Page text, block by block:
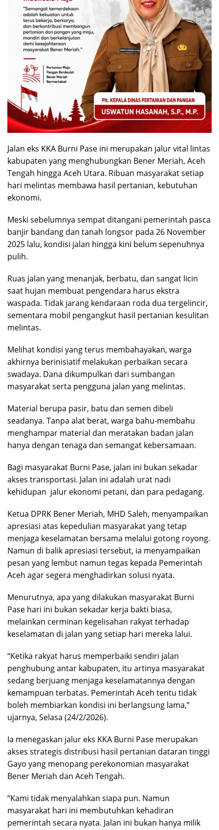
Jalan eks KKA Burni Pase ini merupakan jalur vital lintas
kabupaten yang menghubungkan Bener Meriah, Aceh
Tengah hingga Aceh Utara. Ribuan masyarakat setiap
hari melintas membawa hasil pertanian, kebutuhan
ekonomi.
Meski sebelumnya sempat ditangani pemerintah pasca
banjir bandang dan tanah longsor pada 26 November
2025 lalu, kondisi jalan hingga kini belum sepenuhnya
pulih.
Ruas jalan yang menanjak, berbatu, dan sangat licin
saat hujan membuat pengendara harus ekstra
waspada. Tidak jarang kendaraan roda dua tergelincir,
sementara mobil pengangkut hasil pertanian kesulitan
melintas.
Melihat kondisi yang terus membahayakan, warga
akhirnya berinisiatif melakukan perbaikan secara
swadaya. Dana dikumpulkan dari sumbangan
masyarakat serta pengguna jalan yang melintas.
Material berupa pasir, batu dan semen dibeli
seadanya. Tanpa alat berat, warga bahu-membahu
menghampar material dan meratakan badan jalan
hanya dengan tenaga dan semangat kebersamaan.
Bagi masyarakat Burni Pase, jalan ini bukan sekadar
akses transportasi. Jalan ini adalah urat nadi
kehidupan jalur ekonomi petani, dan para pedagang.
Ketua DPRK Bener Meriah, MHD Saleh, menyampaikan
apresiasi atas kepedulian masyarakat yang tetap
menjaga keselamatan bersama melalui gotong royong.
Namun di balik apresiasi tersebut, ia menyampaikan
pesan yang lembut namun tegas kepada Pemerintah
Aceh agar segera menghadirkan solusi nyata.
Menurutnya, apa yang dilakukan masyarakat Burni
Pase hari ini bukan sekadar kerja bakti biasa,
melainkan cerminan kegelisahan rakyat terhadap
keselamatan di jalan yang setiap hari mereka lalui.
“Ketika rakyat harus memperbaiki sendiri jalan
penghubung antar kabupaten, itu artinya masyarakat
sedang berjuang menjaga keselamatannya dengan
kemampuan terbatas. Pemerintah Aceh tentu tidak
boleh membiarkan kondisi ini berlangsung lama,”
ujarnya, Selasa (24/2/2026).
Ia menegaskan jalur eks KKA Burni Pase merupakan
akses strategis distribusi hasil pertanian dataran tinggi
Gayo yang menopang perekonomian masyarakat
Bener Meriah dan Aceh Tengah.
“Kami tidak menyalahkan siapa pun. Namun
masyarakat hari ini membutuhkan kehadiran
pemerintah secara nyata. Jalan ini bukan hanya milik